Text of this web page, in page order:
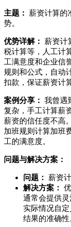
主题： 薪资计算的
势。
优势详解： 薪资计
税计算等，人工计
工满意度和企业信
规则和公式，自动
扣款，保证薪资计
案例分享： 我曾遇
复杂，手工计算薪
薪资的信任度不高
加班规则计算加班
工的满意度。
问题与解决方案：
问题： 薪资
解决方案：
通常会提供
实际情况自
结果的准确性